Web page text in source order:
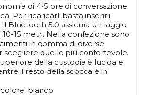
di 4-5 ore di conversazione
Per ricaricarli basta inserirli
Bluetooth 5.0 assicura un raggio
15 metri. Nella confezione sono
in gomma di diverse
scegliere quello più confortevole.
della custodia è lucida e
il resto della scocca è in
bianco.